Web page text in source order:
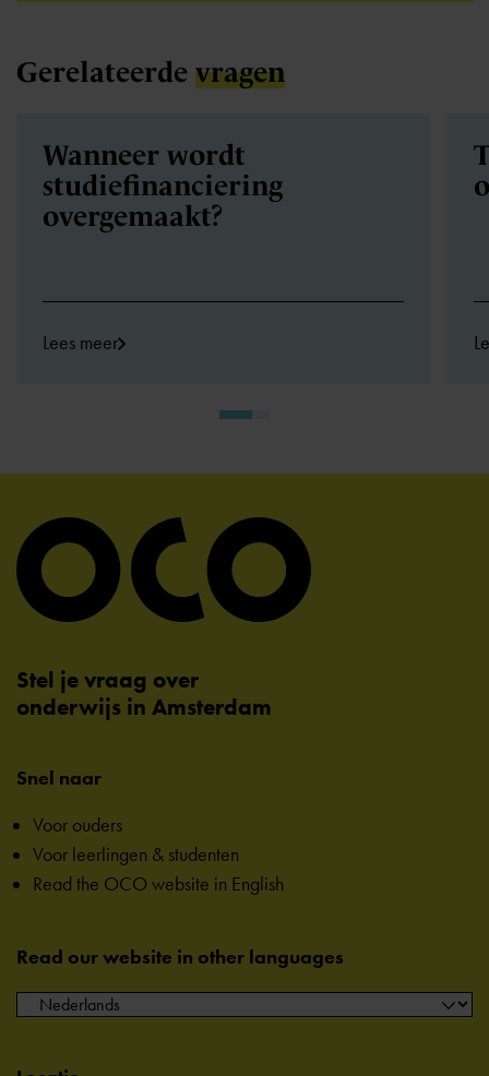
Gerelateerde vragen
Wanneer wordt
studiefinanciering
overgemaakt?
Lees meer
Stel je vraag over
onderwijs in Amsterdam
Snel naar
Voor ouders
Voor leerlingen & studenten
Read the OCO website in English
Read our website in other languages